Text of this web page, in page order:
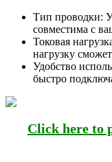
Тип проводки:
совместима с
Токовая
нагрузку
Удобство
быстро
Click here to